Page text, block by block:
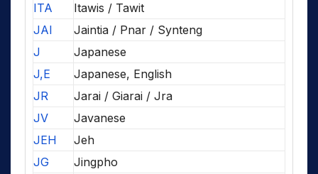
ITA
Itawis / Tawit
JAI
Jaintia / Pnar / Synteng
J
Japanese
J,E
Japanese, English
JR
Jarai / Giarai / Jra
JV
Javanese
JEH
Jeh
JG
Jingpho